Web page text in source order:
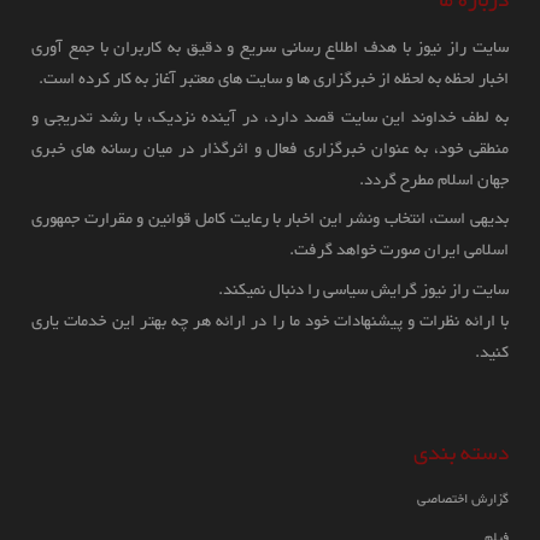
پاکستان، در ستاد فرماندهی کل ارتش (GHQ) در راولپندی دیدار و گفت‌وگو
کرد.
15:02 1405/05/06
دیدار وزیر امور خارجه کویت با فرمانده ارتش
پاکستان؛ تأکید بر گسترش همکاری‌های
دوجانبه
17:15 1405/05/06
کرد.
سایت راز نیوز با هدف اطلاع رسانی سریع و دقیق به کاربران با جمع آوری
اخبار لحظه به لحظه از خبرگزاری ها و سایت های معتبر آغاز به کار کرده است.
به لطف خداوند این سایت قصد دارد، در آینده نزدیک، با رشد تدریجی و
منطقی خود، به عنوان خبرگزاری فعال و اثرگذار در میان رسانه های خبری
جهان اسلام مطرح گردد.
بدیهی است، انتخاب ونشر این اخبار با رعایت کامل قوانین و مقرارت جمهوری
اسلامی ایران صورت خواهد گرفت.
سایت راز نیوز گرایش سیاسی را دنبال نمیکند.
با ارائه نظرات و پیشنهادات خود ما را در ارائه هر چه بهتر این خدمات یاری
کنید.
دسته بندی
گزارش اختصاصی